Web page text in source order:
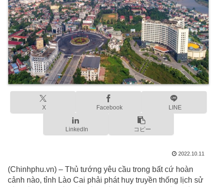
X Facebook LINE
LinkedIn コピー
2022.10.11
(Chinhphu.vn) – Thủ tướng yêu cầu trong bất cứ hoàn
cảnh nào, tỉnh Lào Cai phải phát huy truyền thống lịch sử